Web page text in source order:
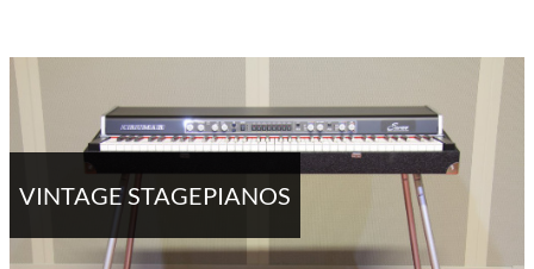
VINTAGE STAGEPIANOS